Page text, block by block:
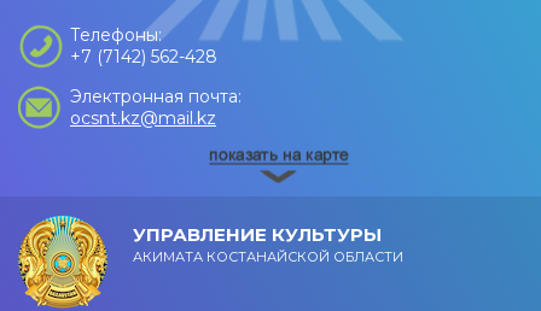
Телефоны:
+7 (7142) 562-428
Электронная почта:
ocsnt.kz@mail.kz
УПРАВЛЕНИЕ КУЛЬТУРЫ
АКИМАТА КОСТАНАЙСКОЙ ОБЛАСТИ